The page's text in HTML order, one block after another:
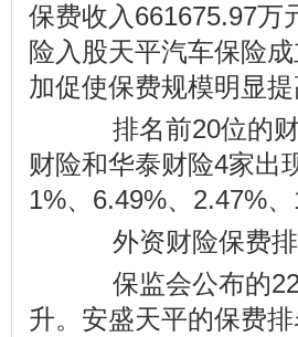
保费收入661675.97万
险入股天平汽车保险
加促使保费规模明显提
排名前20位的财
财险和华泰财险4家出
1%、6.49%、2.47%、
外资财险保费排
保监会公布的22
升。安盛天平的保费